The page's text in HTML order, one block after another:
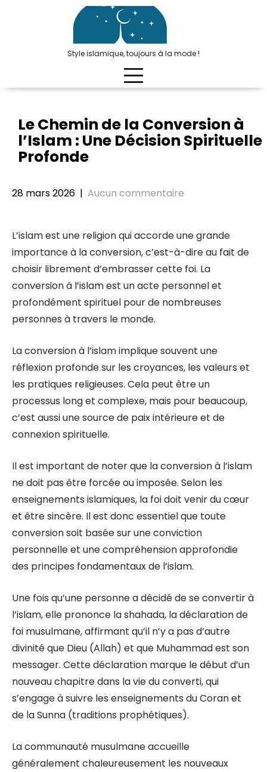
Style islamique, toujours à la mode !
Le Chemin de la Conversion à
l’Islam : Une Décision Spirituelle
Profonde
28 mars 2026 | Aucun commentaire
L’islam est une religion qui accorde une grande
importance à la conversion, c’est-à-dire au fait de
choisir librement d’embrasser cette foi. La
conversion à l’islam est un acte personnel et
profondément spirituel pour de nombreuses
personnes à travers le monde.
La conversion à l’islam implique souvent une
réflexion profonde sur les croyances, les valeurs et
les pratiques religieuses. Cela peut être un
processus long et complexe, mais pour beaucoup,
c’est aussi une source de paix intérieure et de
connexion spirituelle.
Il est important de noter que la conversion à l’islam
ne doit pas être forcée ou imposée. Selon les
enseignements islamiques, la foi doit venir du cœur
et être sincère. Il est donc essentiel que toute
conversion soit basée sur une conviction
personnelle et une compréhension approfondie
des principes fondamentaux de l’islam.
Une fois qu’une personne a décidé de se convertir à
l’islam, elle prononce la shahada, la déclaration de
foi musulmane, affirmant qu’il n’y a pas d’autre
divinité que Dieu (Allah) et que Muhammad est son
messager. Cette déclaration marque le début d’un
nouveau chapitre dans la vie du converti, qui
s’engage à suivre les enseignements du Coran et
de la Sunna (traditions prophétiques).
La communauté musulmane accueille
généralement chaleureusement les nouveaux